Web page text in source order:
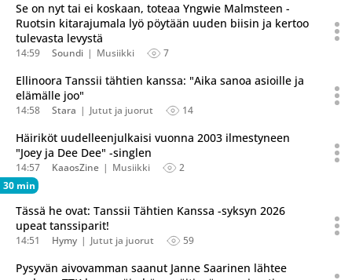
Se on nyt tai ei koskaan, toteaa Yngwie Malmsteen -
Ruotsin kitarajumala lyö pöytään uuden biisin ja kertoo
tulevasta levystä
14:59 Soundi Musiikki 7
Ellinoora Tanssii tähtien kanssa: "Aika sanoa asioille ja
elämälle joo"
14:58 Stara Jutut ja juorut 14
Häiriköt uudelleenjulkaisi vuonna 2003 ilmestyneen
"Joey ja Dee Dee" -singlen
14:57 KaaosZine Musiikki
2
30 min
Tässä he ovat: Tanssii Tähtien Kanssa -syksyn 2026
upeat tanssiparit!
14:51 Hymy Jutut ja juorut 59
Pysyvän aivovamman saanut Janne Saarinen lähtee